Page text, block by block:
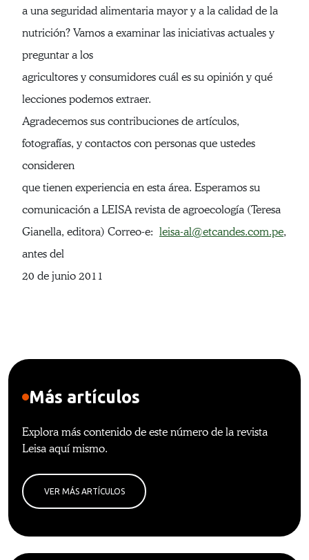
a una seguridad alimentaria mayor y a la calidad de la
nutrición? Vamos a examinar las iniciativas actuales y
preguntar a los
agricultores y consumidores cuál es su opinión y qué
lecciones podemos extraer.
Agradecemos sus contribuciones de artículos,
fotografías, y contactos con personas que ustedes
consideren
que tienen experiencia en esta área. Esperamos su
comunicación a LEISA revista de agroecología (Teresa
Gianella, editora) Correo-e: leisa-al@etcandes.com.pe,
antes del
20 de junio 2011
Más artículos
Explora más contenido de este número de la revista
Leisa aquí mismo.
VER MÁS ARTÍCULOS